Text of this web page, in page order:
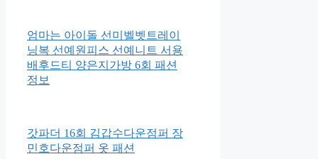
엄마는 아이돌 선미벨벳트레이
닝복 선예원피스 선예니트 서용
배후드티 양은지가방 6회 패션
정보
갓파더 16회 김갑수다운점퍼 장
민호다운점퍼 옷 패션